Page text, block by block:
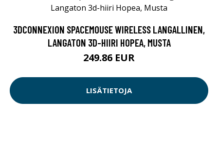
3DCONNEXION SPACEMOUSE WIRELESS LANGALLINEN,
LANGATON 3D-HIIRI HOPEA, MUSTA
249.86 EUR
LISÄTIETOJA